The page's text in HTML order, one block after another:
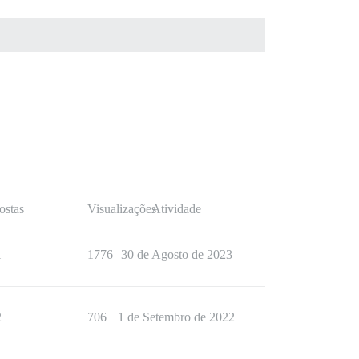
VisualizaçõesAtividade
1776 30 de Agosto de 2023
706 1 de Setembro de 2022